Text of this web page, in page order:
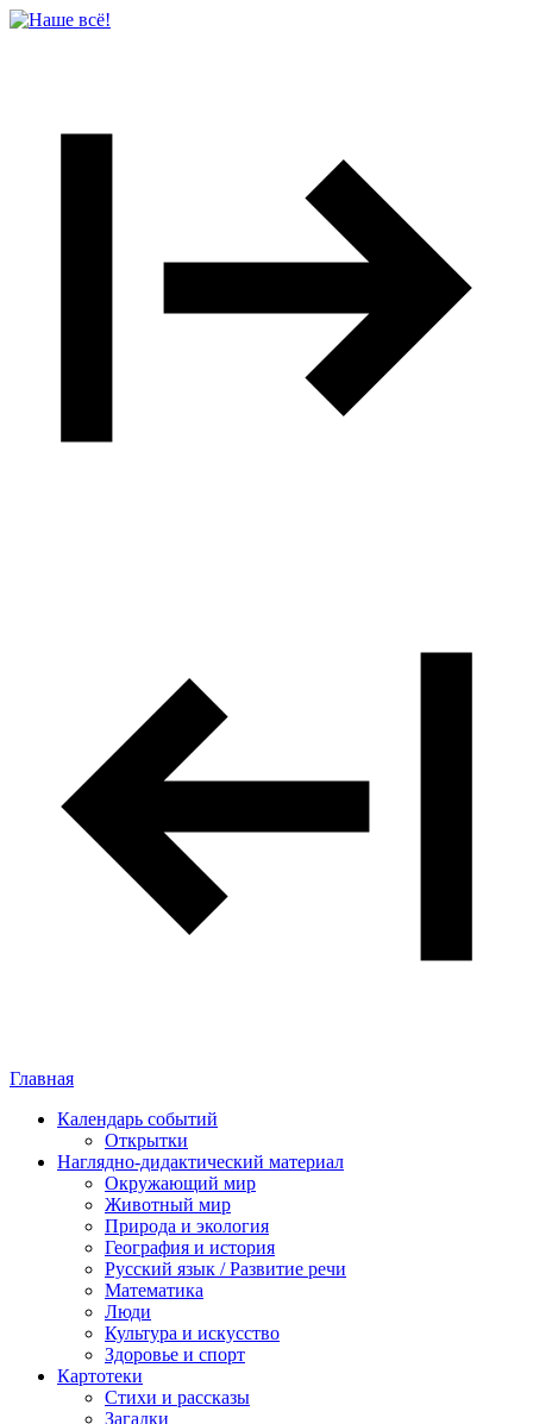
Главная
Календарь событий
Открытки
Наглядно-дидактический материал
Окружающий мир
Животный мир
Природа и экология
География и история
Русский язык / Развитие речи
Математика
Люди
Культура и искусство
Здоровье и спорт
Картотеки
Стихи и рассказы
Загадки